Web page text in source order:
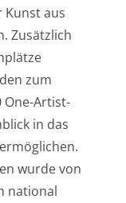
Kunst aus
Zusätzlich
zum
One-Artist-
in das
wurde von
national